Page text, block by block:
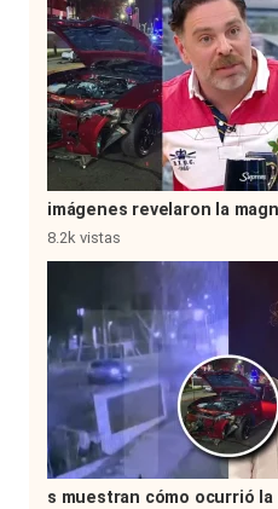
imágenes revelaron la
8.2k vistas
s muestran cómo ocurrió